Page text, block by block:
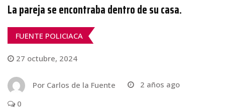
La pareja se encontraba dentro de su casa.
FUENTE POLICIACA
27 octubre, 2024
Por Carlos de la Fuente
2 años ago
0